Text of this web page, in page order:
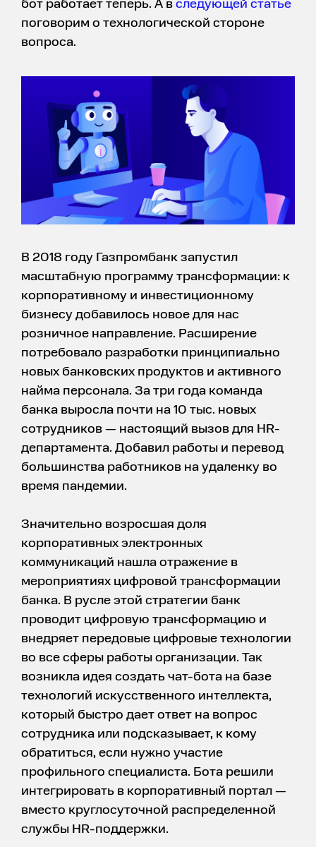
бот работает теперь. А в следующей статье
поговорим о технологической стороне
вопроса.
В 2018 году Газпромбанк запустил
масштабную программу трансформации: к
корпоративному и инвестиционному
бизнесу добавилось новое для нас
розничное направление. Расширение
потребовало разработки принципиально
новых банковских продуктов и активного
найма персонала. За три года команда
банка выросла почти на 10 тыс. новых
сотрудников — настоящий вызов для HR-
департамента. Добавил работы и перевод
большинства работников на удаленку во
время пандемии.
Значительно возросшая доля
корпоративных электронных
коммуникаций нашла отражение в
мероприятиях цифровой трансформации
банка. В русле этой стратегии банк
проводит цифровую трансформацию и
внедряет передовые цифровые технологии
во все сферы работы организации. Так
возникла идея создать чат-бота на базе
технологий искусственного интеллекта,
который быстро дает ответ на вопрос
сотрудника или подсказывает, к кому
обратиться, если нужно участие
профильного специалиста. Бота решили
интегрировать в корпоративный портал —
вместо круглосуточной распределенной
службы HR-поддержки.